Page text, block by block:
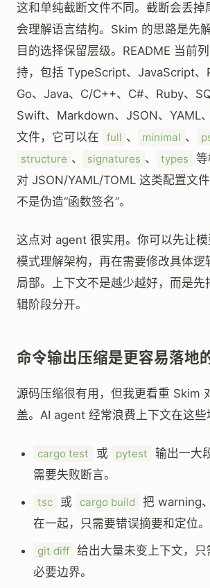
这和单纯截断文件不同。截断会丢掉
会理解语言结构。Skim 的思路是先
目的选择保留层级。README 当前
持，包括 TypeScript、JavaScript、
Go、Java、C/C++、C#、Ruby、
Swift、Markdown、JSON、YAML
文件，它可以在
full 、 minimal 、
structure 、 signatures 、 types
等
对 JSON/YAML/TOML 这类配置文
不是伪造“函数签名”。
这点对 agent 很实用。你可以先让模
模式理解架构，再在需要修改具体逻
局部。上下文不是越少越好，而是先
辑阶段分开。
命令输出压缩是更容易落地
源码压缩很有用，但我更看重 Skim
盖。AI agent 经常浪费上下文在这些
cargo test 或 pytest
输出一大
需要失败断言。
tsc 或 cargo build
把 warning
在一起，只需要错误摘要和定位。
git diff 给出大量未变上下文，只
必要边界。